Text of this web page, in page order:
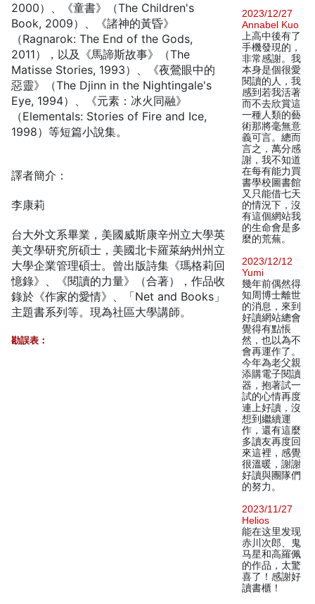
2000）、《童書》（The Children's
Book, 2009）、《諸神的黃昏》
（Ragnarok: The End of the Gods,
2011），以及《馬諦斯故事》（The
Matisse Stories, 1993）、《夜鶯眼中的
惡靈》（The Djinn in the Nightingale's
Eye, 1994）、《元素：冰火同融》
（Elementals: Stories of Fire and Ice,
1998）等短篇小說集。
譯者簡介：
李康莉
台大外文系畢業，美國威斯康辛州立大學英
美文學研究所碩士，美國北卡羅萊納州州立
大學企業管理碩士。曾出版詩集《瑪格莉回
憶錄》、《閱讀的力量》（合著），作品收
錄於《作家的愛情》、「Net and Books」
主題書系列等。現為社區大學講師。
勘誤表：
2023/12/27
Annabel Kuo
上高中後有了
手機發現的，
非常感謝。我
本身是個很愛
閱讀的人，我
感到若我活著
而不去欣賞這
一種人類的藝
術那將毫無意
義可言。總而
言之，萬分感
謝，我不知道
在每有能力買
書學校圖書館
又只能借七天
的情況下，沒
有這個網站我
的生命會是多
麼的荒蕪。
2023/12/12
Yumi
幾年前偶然得
知周博士離世
的消息，來到
好讀網站總會
覺得有點悵
然，也以為不
會再運作了。
今年為老父親
添購電子閱讀
器，抱著試一
試的心情再度
連上好讀，沒
想到繼續運
作，還有這麼
多讀友再度回
來這裡，感覺
很溫暖，謝謝
好讀與團隊們
的努力。
2023/11/27
Helios
能在这里发现
赤川次郎、鬼
马星和高羅佩
的作品，太驚
喜了！感謝好
讀書櫃！